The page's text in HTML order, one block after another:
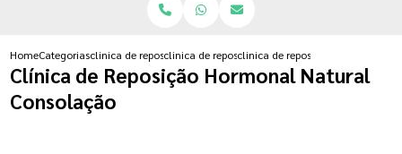
HomeCategoriasclinica de reposicao hormonalclinica de reposicao hormonal adesivo
clinica de reposicao hormonal
Clínica de Reposição Hormonal Natural
Consolação